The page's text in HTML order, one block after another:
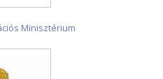
Minisztérium